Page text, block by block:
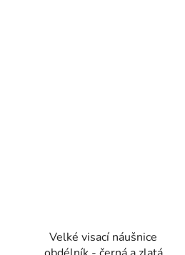
Velké visací náušnice